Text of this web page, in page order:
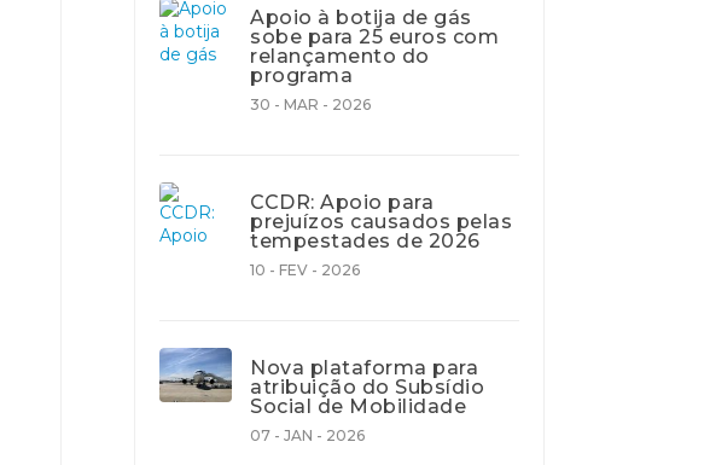
Apoio à botija de gás
sobe para 25 euros com
relançamento do
programa
30 - MAR - 2026
CCDR: Apoio para
prejuízos causados pelas
tempestades de 2026
10 - FEV - 2026
Nova plataforma para
atribuição do Subsídio
Social de Mobilidade
07 - JAN - 2026